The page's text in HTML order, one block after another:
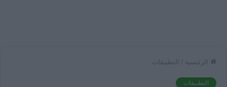
الرئيسية / التطبيقات
التطبيقات